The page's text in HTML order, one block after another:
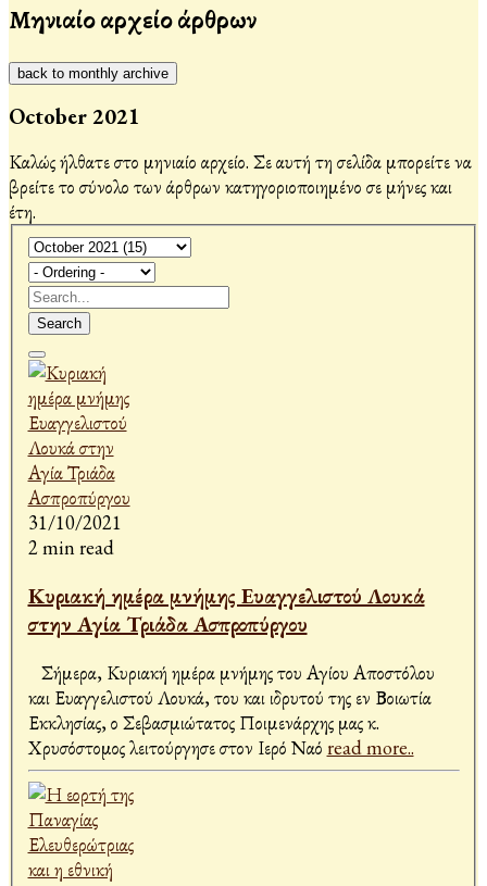
Μηνιαίο αρχείο άρθρων
back to monthly archive
October 2021
Καλώς ήλθατε στο μηνιαίο αρχείο. Σε αυτή τη σελίδα μπορείτε να
βρείτε το σύνολο των άρθρων κατηγοριοποιημένο σε μήνες και
έτη.
Search
31/10/2021
2 min read
Κυριακή ημέρα μνήμης Ευαγγελιστού Λουκά
στην Αγία Τριάδα Ασπροπύργου
Σήμερα, Κυριακή ημέρα μνήμης του Αγίου Αποστόλου
και Ευαγγελιστού Λουκά, του και ιδρυτού της εν Βοιωτία
Εκκλησίας, ο Σεβασμιώτατος Ποιμενάρχης μας κ.
Χρυσόστομος λειτούργησε στον Ιερό Ναό read more..